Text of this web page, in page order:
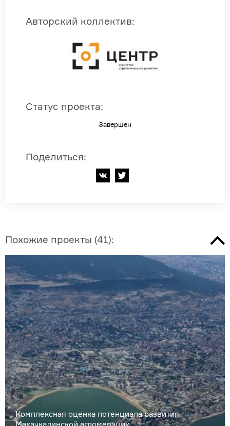
Авторский коллектив:
Статус проекта:
Завершен
Поделиться:
Похожие проекты (41):
Комплексная оценка потенциала развития